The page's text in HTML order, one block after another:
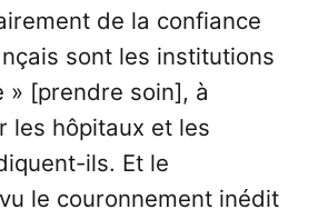
de la confiance
sont les institutions
» [prendre soin], à
les hôpitaux et les
ils. Et le
le couronnement inédit